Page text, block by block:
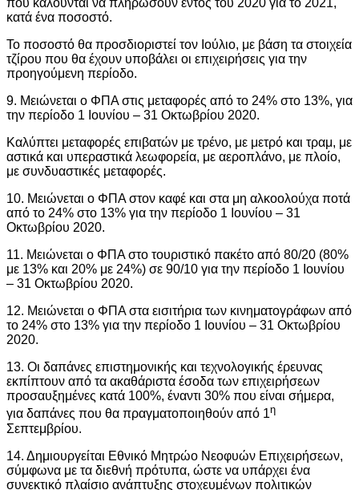
που καλούνται να πληρώσουν εντός του 2020 για το 2021,
κατά ένα ποσοστό.
Το ποσοστό θα προσδιοριστεί τον Ιούλιο, με βάση τα στοιχεία
τζίρου που θα έχουν υποβάλει οι επιχειρήσεις για την
προηγούμενη περίοδο.
9. Μειώνεται ο ΦΠΑ στις μεταφορές από το 24% στο 13%, για
την περίοδο 1 Ιουνίου – 31 Οκτωβρίου 2020.
Καλύπτει μεταφορές επιβατών με τρένο, με μετρό και τραμ, με
αστικά και υπεραστικά λεωφορεία, με αεροπλάνο, με πλοίο,
με συνδυαστικές μεταφορές.
10. Μειώνεται ο ΦΠΑ στον καφέ και στα μη αλκοολούχα ποτά
από το 24% στο 13% για την περίοδο 1 Ιουνίου – 31
Οκτωβρίου 2020.
11. Μειώνεται ο ΦΠΑ στο τουριστικό πακέτο από 80/20 (80%
με 13% και 20% με 24%) σε 90/10 για την περίοδο 1 Ιουνίου
– 31 Οκτωβρίου 2020.
12. Μειώνεται ο ΦΠΑ στα εισιτήρια των κινηματογράφων από
το 24% στο 13% για την περίοδο 1 Ιουνίου – 31 Οκτωβρίου
2020.
13. Οι δαπάνες επιστημονικής και τεχνολογικής έρευνας
εκπίπτουν από τα ακαθάριστα έσοδα των επιχειρήσεων
προσαυξημένες κατά 100%, έναντι 30% που είναι σήμερα,
για δαπάνες που θα πραγματοποιηθούν από 1η
Σεπτεμβρίου.
14. Δημιουργείται Εθνικό Μητρώο Νεοφυών Επιχειρήσεων,
σύμφωνα με τα διεθνή πρότυπα, ώστε να υπάρχει ένα
συνεκτικό πλαίσιο ανάπτυξης στοχευμένων πολιτικών